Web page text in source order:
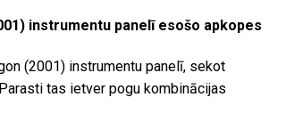
instrumentu panelī esošo apkopes
(2001) instrumentu panelī, sekot
tas ietver pogu kombinācijas